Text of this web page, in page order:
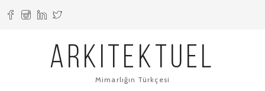
ARKITEKTUEL
Mimarlığın Türkçesi